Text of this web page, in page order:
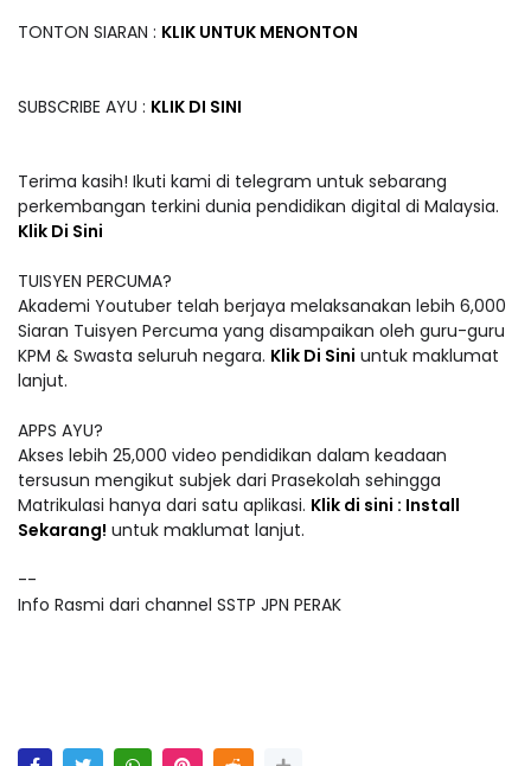
TONTON SIARAN : KLIK UNTUK MENONTON
SUBSCRIBE AYU : KLIK DI SINI
Terima kasih! Ikuti kami di telegram untuk sebarang
perkembangan terkini dunia pendidikan digital di Malaysia.
Klik Di Sini
TUISYEN PERCUMA?
Akademi Youtuber telah berjaya melaksanakan lebih 6,000
Siaran Tuisyen Percuma yang disampaikan oleh guru-guru
KPM & Swasta seluruh negara. Klik Di Sini untuk maklumat
lanjut.
APPS AYU?
Akses lebih 25,000 video pendidikan dalam keadaan
tersusun mengikut subjek dari Prasekolah sehingga
Matrikulasi hanya dari satu aplikasi. Klik di sini : Install
Sekarang! untuk maklumat lanjut.
--
Info Rasmi dari channel SSTP JPN PERAK